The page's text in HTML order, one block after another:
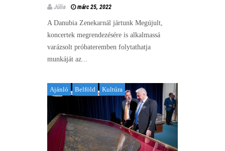
Júlia márc 25, 2022
A Danubia Zenekarnál jártunk Megújult,
koncertek megrendezésére is alkalmassá
varázsolt próbateremben folytathatja
munkáját az...
Ajánló Belföld Kultúra